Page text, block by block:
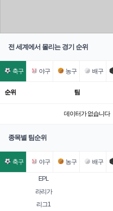
전 세계에서 몰리는 경기 순위
축구 야구 농구 배구
순위 팀
데이터가 없습니다
종목별 팀순위
축구 야구 농구 배구
EPL
라리가
리그1